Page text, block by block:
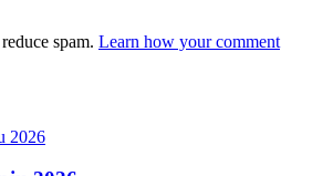
spam. Learn how your comment